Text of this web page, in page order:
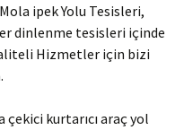
ipek Yolu Tesisleri,
dinlenme tesisleri içinde
Hizmetler için bizi
kurtarıcı araç yol